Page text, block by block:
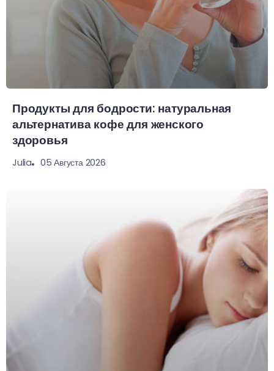
Продукты для бодрости: натуральная
альтернатива кофе для женского
здоровья
Julia 05 Августа 2026